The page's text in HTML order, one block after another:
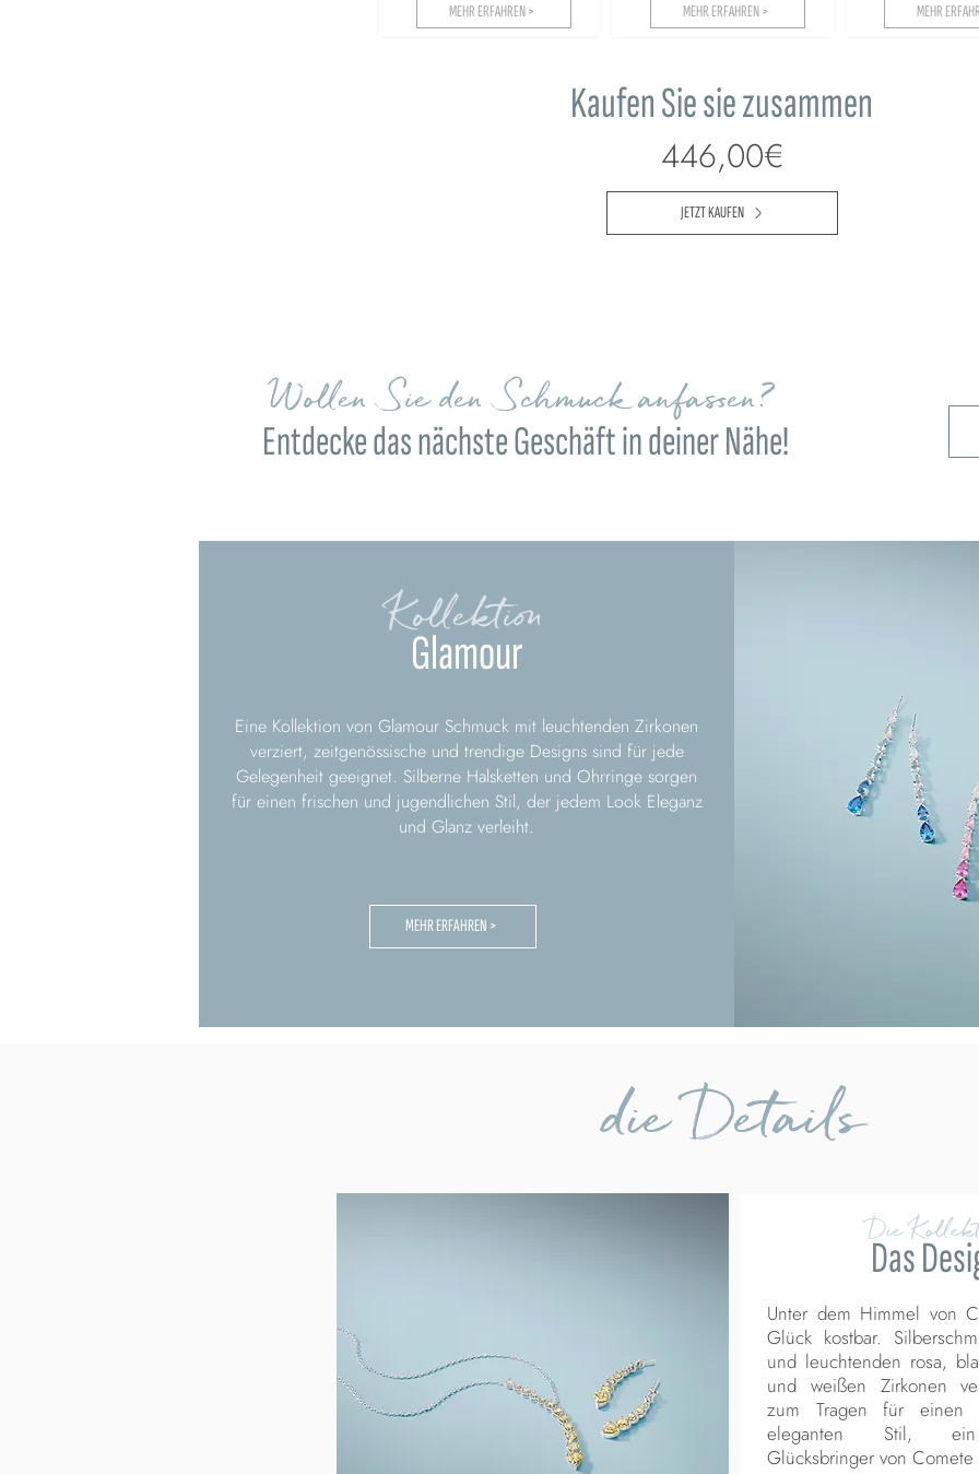
MEHR ERFAHREN > MEHR ERFAHREN > MEHR
Kaufen Sie sie zusammen
446,00€
JETZT KAUFEN
Wollen Sie den Schmuck anfassen?
Entdecke das nächste Geschäft in deiner Nähe!
Glamour
Kollektion
Eine Kollektion von Glamour Schmuck mit leuchtenden Zirkonen
verziert, zeitgenössische und trendige Designs sind für jede
Gelegenheit geeignet. Silberne Halsketten und Ohrringe sorgen
für einen frischen und jugendlichen Stil, der jedem Look Eleganz
und Glanz verleiht.
MEHR ERFAHREN >
die Details
Die
Das
Unter dem Himmel von
Glück kostbar.
und leuchtenden rosa,
und weißen Zirkonen
zum Tragen für einen
eleganten Stil, ein
Glücksbringer von Comete